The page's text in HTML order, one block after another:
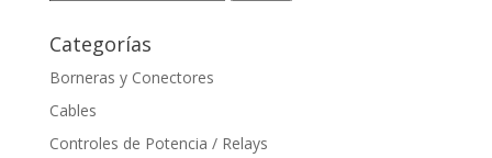
Categorías
Borneras y Conectores
Cables
Controles de Potencia / Relays